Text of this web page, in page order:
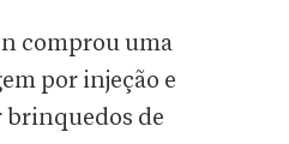
comprou uma
por injeção e
brinquedos de